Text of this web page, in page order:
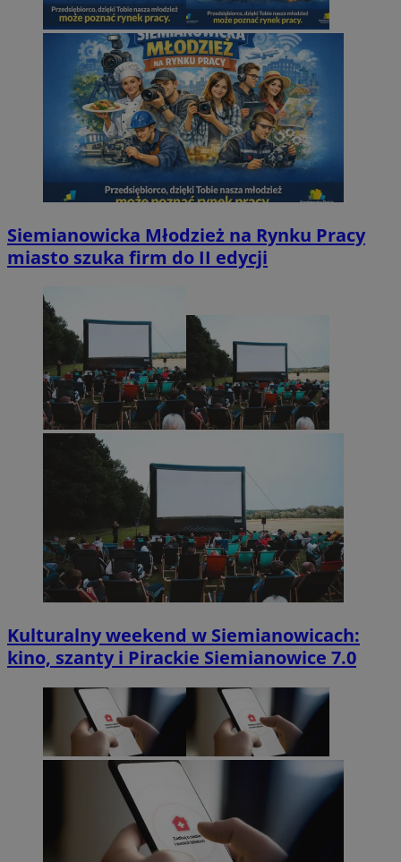
Siemianowicka Młodzież na Rynku Pracy
miasto szuka firm do II edycji
Kulturalny weekend w Siemianowicach:
kino, szanty i Pirackie Siemianowice 7.0